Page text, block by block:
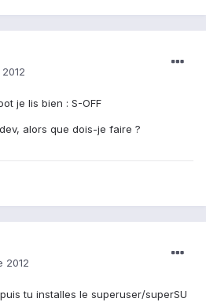
je lis bien : S-OFF
alors que dois-je faire ?
2012
tu installes le superuser/superSU